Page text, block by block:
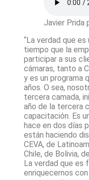
Javier Prida
“La verdad que es
tiempo que la
participar a sus
cámaras, tanto a
y es un programa
años. O sea,
tercera camada,
año de la tercera
capacitación. Es
hace en dos días
están haciendo
CEVA, de
Chile, de Bolivia,
La verdad que es
enriquecernos